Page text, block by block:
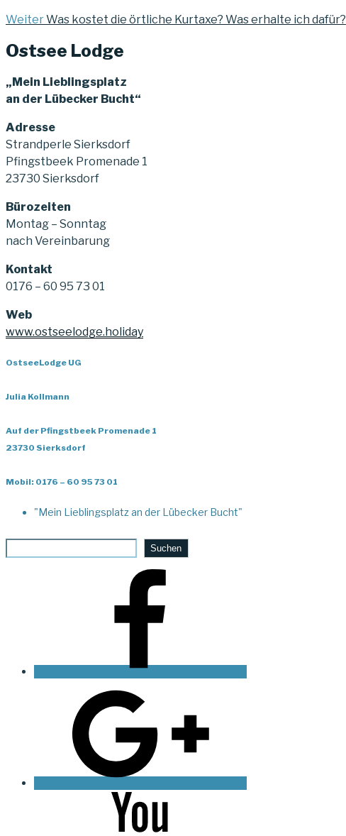
WeiterWas kostet die örtliche Kurtaxe? Was erhalte ich dafür?
Ostsee Lodge
„Mein Lieblingsplatz
an der Lübecker Bucht“
Adresse
Strandperle Sierksdorf
Pfingstbeek Promenade 1
23730 Sierksdorf
Bürozeiten
Montag – Sonntag
nach Vereinbarung
Kontakt
0176 – 60 95 73 01
Web
www.ostseelodge.holiday
OstseeLodge UG
Julia Kollmann
Auf der Pfingstbeek Promenade 1
23730 Sierksdorf
Mobil: 0176 – 60 95 73 01
"Mein Lieblingsplatz an der Lübecker Bucht"
Suchen